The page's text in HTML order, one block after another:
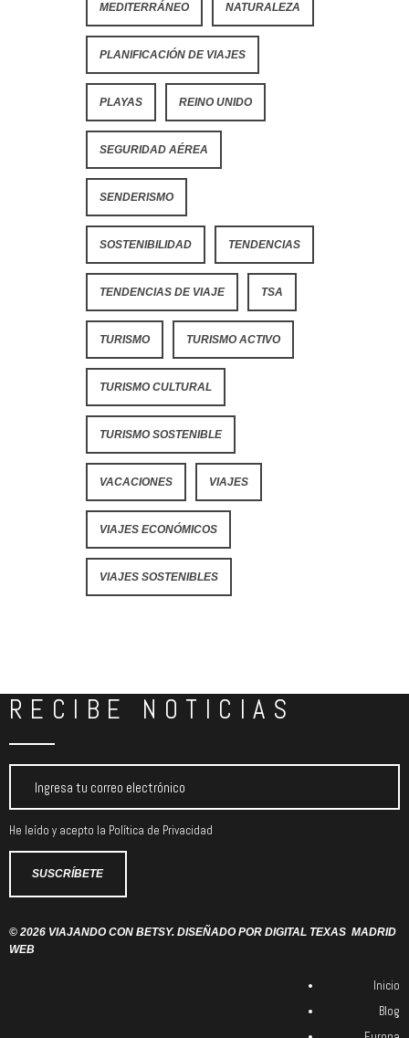
MEDITERRÁNEO NATURALEZA
PLANIFICACIÓN DE VIAJES
PLAYAS REINO UNIDO
SEGURIDAD AÉREA
SENDERISMO
SOSTENIBILIDAD TENDENCIAS
TENDENCIAS DE VIAJE TSA
TURISMO TURISMO ACTIVO
TURISMO CULTURAL
TURISMO SOSTENIBLE
VACACIONES VIAJES
VIAJES ECONÓMICOS
VIAJES SOSTENIBLES
RECIBE NOTICIAS
He leído y acepto la Política de Privacidad
© 2026 VIAJANDO CON BETSY. DISEÑADO POR DIGITAL TEXAS MADRID
WEB
Inicio
Blog